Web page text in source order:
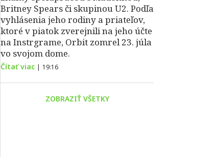
Britney Spears či skupinou U2. Podľa
vyhlásenia jeho rodiny a priateľov,
ktoré v piatok zverejnili na jeho účte
na Instrgrame, Orbit zomrel 23. júla
vo svojom dome.
Čítať viac | 19:16
ZOBRAZIŤ VŠETKY